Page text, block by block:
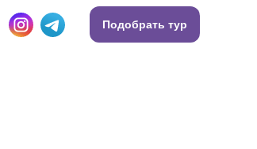
Подобрать тур